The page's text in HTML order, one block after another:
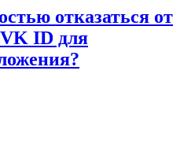
отказаться от
ID для